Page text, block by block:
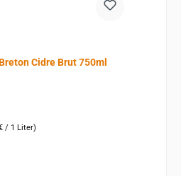
Cidre Brut 750ml
/ 1 Liter)